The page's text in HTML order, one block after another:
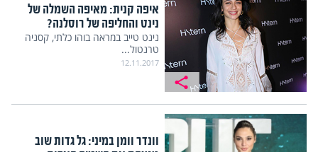
איפה קנית: מאיפה השמלה של
נינט והחליפה של רוסלנה?
נינט טייב במראה בוהו כלתי, קסניה
טרנטול...
12.11.2017
וונדר וומן במיני: גל גדות שוב